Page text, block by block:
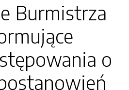
Burmistrza
o